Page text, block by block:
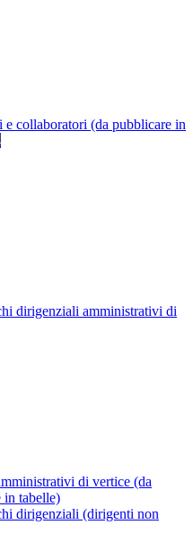
e collaboratori (da pubblicare in
dirigenziali amministrativi di
di vertice (da
in tabelle)
dirigenziali (dirigenti non